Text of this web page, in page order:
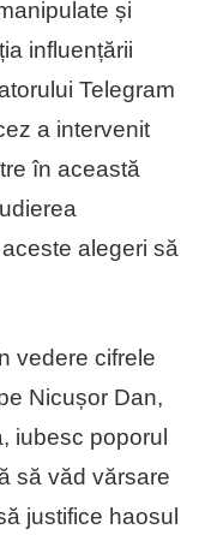
și
influențării
Telegram
a intervenit
în această
alegeri să
vedere cifrele
Nicușor Dan,
iubesc poporul
să văd vărsare
justifice haosul